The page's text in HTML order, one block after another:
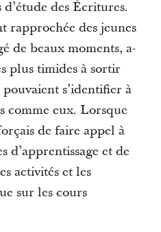
d’étude des Écritures.
rapprochée des jeunes
de beaux moments, a-
plus timides à sortir
s’identifier à
comme eux. Lorsque
de faire appel à
d’apprentissage et de
activités et les
sur les cours